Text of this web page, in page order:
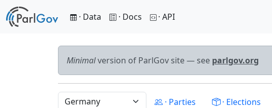
· Data · Docs · API
Minimalversion of ParlGov site — see parlgov.org
· Parties · Elections